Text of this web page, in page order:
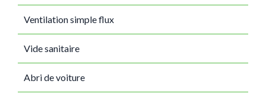
Ventilation simple flux
Vide sanitaire
Abri de voiture